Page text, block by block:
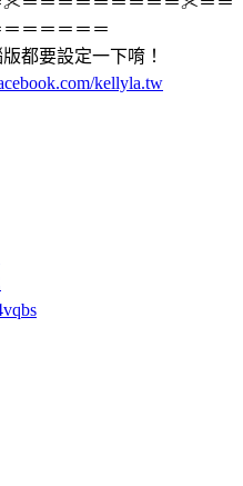
＝＝＝＝＝
都要設定一下唷！
kellyla.tw